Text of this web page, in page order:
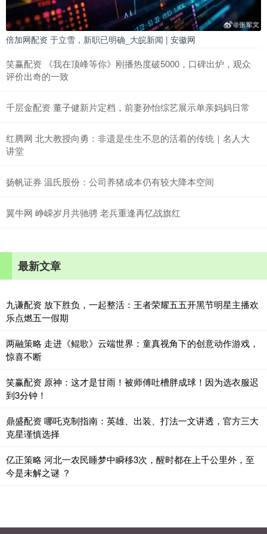
倍加网配资 于立雪，新职已明确_大皖新闻 | 安徽网
笑赢配资 《我在顶峰等你》刚播热度破5000，口碑出炉，观众
评价出奇的一致
千层金配资 董子健新片定档，前妻孙怡综艺展示单亲妈妈日常
红腾网 北大教授向勇：非遗是生生不息的活着的传统｜名人大
讲堂
扬帆证券 温氏股份：公司养猪成本仍有较大降本空间
翼牛网 峥嵘岁月共驰骋 老兵重逢再忆战旗红
最新文章
九谦配资 放下胜负，一起整活：王者荣耀五五开黑节明星主播欢
乐点燃五一假期
两融策略 走进《鲲歌》云端世界：童真视角下的创意动作游戏，
惊喜不断
笑赢配资 原神：这才是甘雨！被师傅吐槽胖成球！因为选衣服迟
到3分钟！
鼎盛配资 哪吒克制指南：英雄、出装、打法一文讲透，官方三大
克星谨慎选择
亿正策略 河北一农民睡梦中瞬移3次，醒时都在上千公里外，至
今是未解之谜 ？